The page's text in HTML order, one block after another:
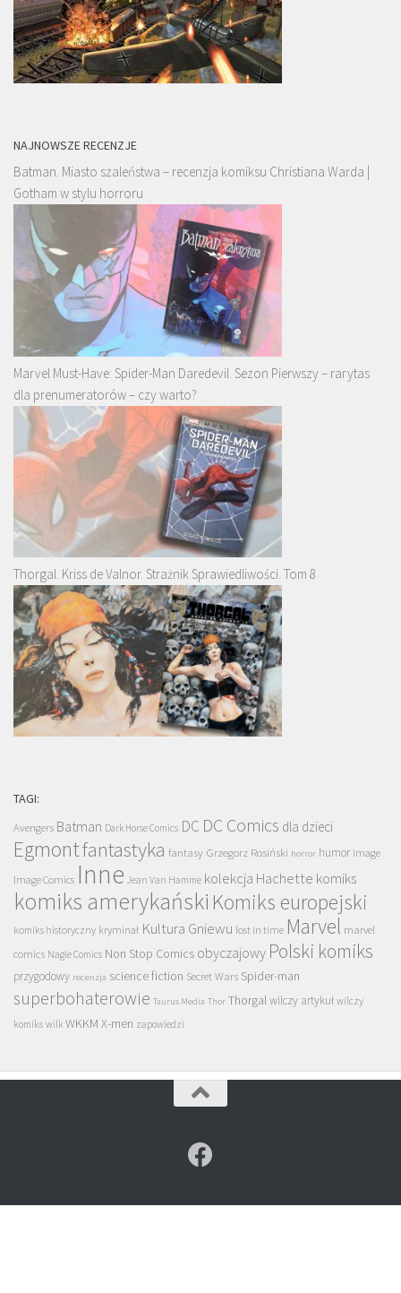
NAJNOWSZE RECENZJE
Batman. Miasto szaleństwa – recenzja komiksu Christiana Warda |
Gotham w stylu horroru
Marvel Must-Have: Spider-Man Daredevil. Sezon Pierwszy – rarytas
dla prenumeratorów – czy warto?
Thorgal. Kriss de Valnor. Strażnik Sprawiedliwości. Tom 8
TAGI:
Avengers Batman Dark Horse Comics DC DC Comics dla dzieci
Egmontfantastyka fantasy Grzegorz Rosiński horror humor Image
Image Comics Inne Jean Van Hamme kolekcja Hachette komiks
komiks amerykański Komiks europejski
komiks historyczny kryminał Kultura Gniewu lost in time Marvel marvel
comics Nagle Comics Non Stop Comics obyczajowy Polski komiks
przygodowy recenzja science fiction Secret Wars Spider-man
superbohaterowie Taurus Media Thor Thorgalwilczy artykuł wilczy
komiks wilk WKKM X-men zapowiedzi